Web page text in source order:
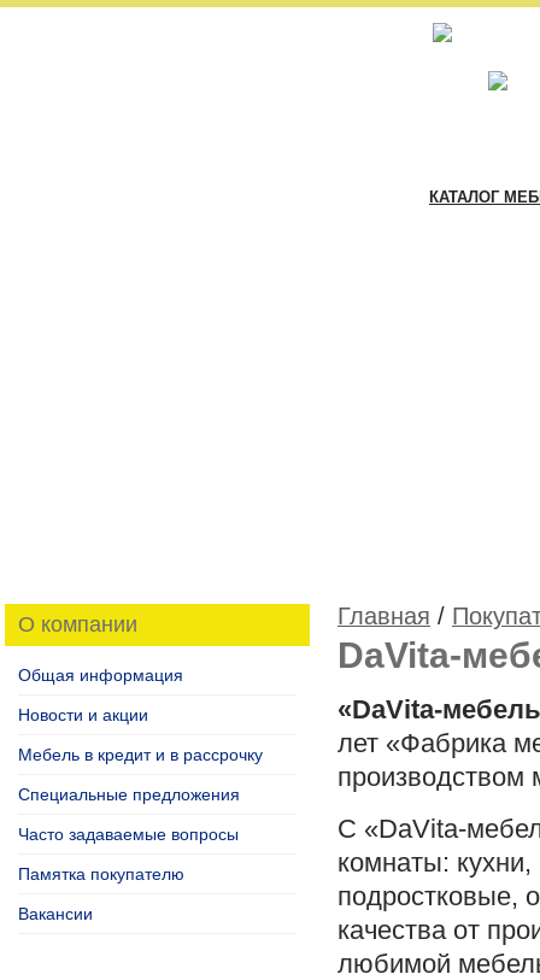
КАТАЛОГ
О компании
Общая информация
Новости и акции
Мебель в кредит и в рассрочку
Специальные предложения
Часто задаваемые вопросы
Памятка покупателю
Вакансии
Главная /
DaVita-
«DaVita-
лет «Фабрика
производством
С «DaVita-
комнаты:
подростковые,
качества от
любимой